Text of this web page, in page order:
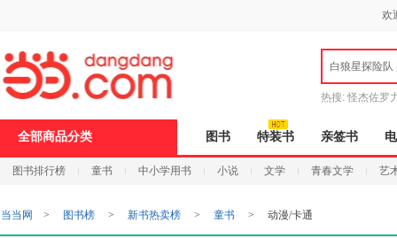
欢
白狼星探险队
热搜: 怪杰佐罗
全部商品分类 图书 特装书 亲签书
图书排行榜 童书 中小学用书 小说 文学 青春文学 艺
当当网 > 图书榜 > 新书热卖榜 > 童书 > 动漫/卡通
打
开
无
障
页
加